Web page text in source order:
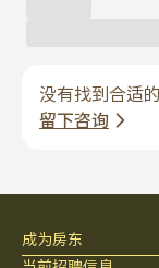
Enko 服务
床上用品
隐私政策
关于Enko
成为房东
当前招聘信息